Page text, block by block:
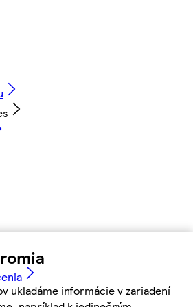
ukladáme informácie v zariadení